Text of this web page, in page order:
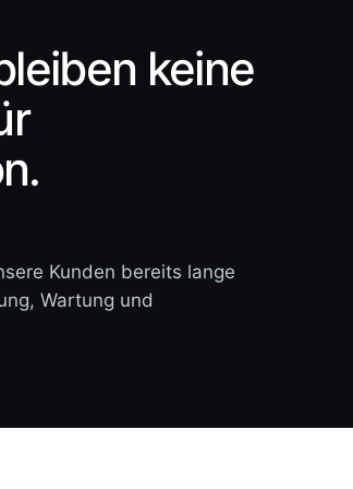
keine
Kunden bereits lange
Wartung und